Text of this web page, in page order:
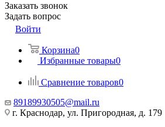
Заказать звонок
Задать вопрос
Войти
Корзина0
Избранные товары0
Сравнение товаров0
89189930505@mail.ru
г. Краснодар, ул. Пригородная, д. 179